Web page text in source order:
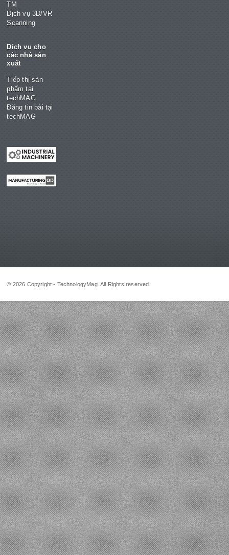
TM
Dịch vụ 3D/VR
Scanning
Dịch vụ cho
các nhà sản
xuất
Tiếp thị sản
phẩm tại
techMAG
Đăng tin bài tại
techMAG
© 2026 Copyright - TechnologyMag. All Rights reserved.